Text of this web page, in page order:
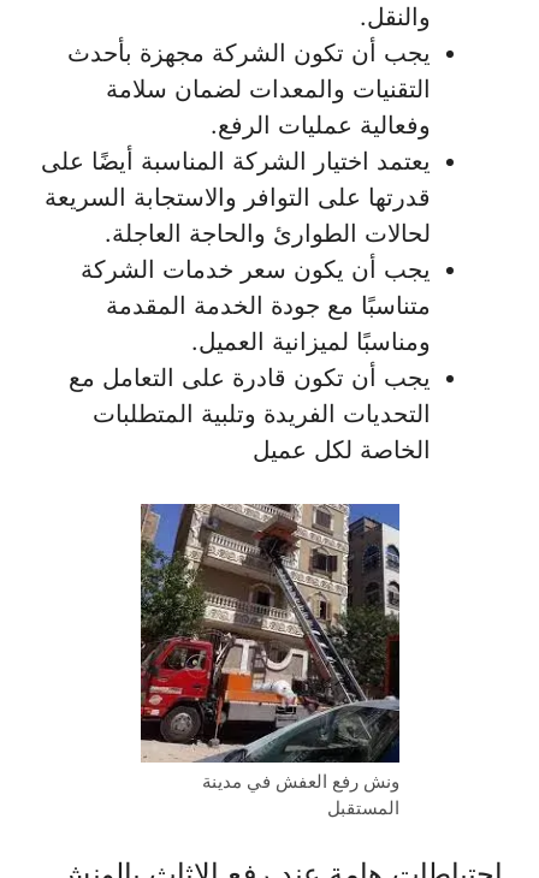
والنقل.
يجب أن تكون الشركة مجهزة بأحدث
التقنيات والمعدات لضمان سلامة
وفعالية عمليات الرفع.
يعتمد اختيار الشركة المناسبة أيضًا على
قدرتها على التوافر والاستجابة السريعة
لحالات الطوارئ والحاجة العاجلة.
يجب أن يكون سعر خدمات الشركة
متناسبًا مع جودة الخدمة المقدمة
ومناسبًا لميزانية العميل.
يجب أن تكون قادرة على التعامل مع
التحديات الفريدة وتلبية المتطلبات
الخاصة لكل عميل
ونش رفع العفش في مدينة
المستقبل